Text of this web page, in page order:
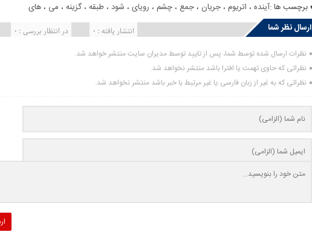
برچسب ها :آینده ، اتریوم ،جریان ،جمع ،چشم ، رویای ، شود ،طبقه ،گزینه ، می ،های
ارسال نظر شما
در انتظار بررسی : 0 انتشار یافته : 0
نظرات ارسال شده توسط شما، پس از تایید توسط مدیران سایت منتشر خواهد شد.
نظراتی که حاوی تهمت یا افترا باشد منتشر نخواهد شد.
نظراتی که به غیر از زبان فارسی یا غیر مرتبط با خبر باشد منتشر نخواهد شد.